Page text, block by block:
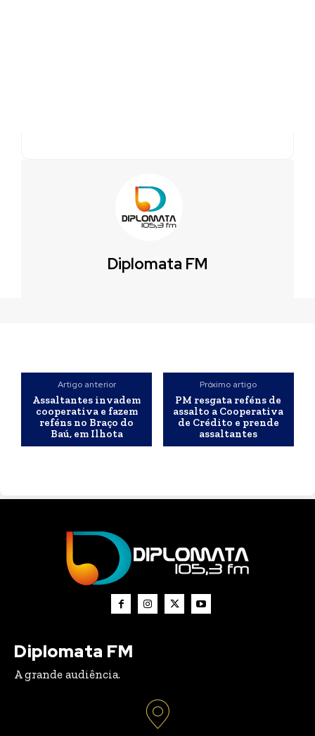
Diplomata FM
Artigo anterior
Assaltantes invadem
cooperativa e fazem
reféns no Braço do
Baú, em Ilhota
Próximo artigo
PM resgata reféns de
assalto a Cooperativa
de Crédito e prende
assaltantes
Diplomata FM
A grande audiência.